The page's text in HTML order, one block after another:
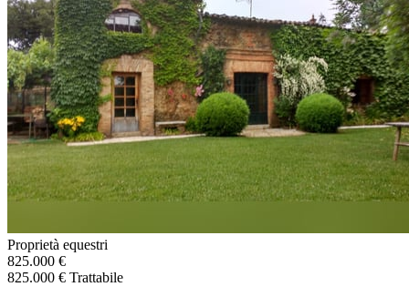
Proprietà equestri
825.000 €
825.000 € Trattabile